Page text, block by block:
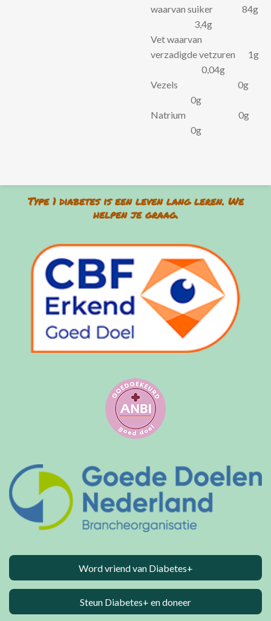
waarvan suiker 84g
3,4g
Vet waarvan
verzadigde vetzuren 1g
0,04g
Vezels 0g
0g
Natrium 0g
0g
Type 1 diabetes is een leven lang leren. We
helpen je graag.
Word vriend van Diabetes+
Steun Diabetes+ en doneer